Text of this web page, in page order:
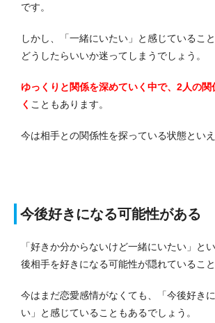
です。
しかし、「一緒にいたい」と感じているこ
どうしたらいいか迷ってしまうでしょう。
ゆっくりと関係を深めていく中で、2人の
く こともあります。
今は相手との関係性を探っている状態といえ
今後好きになる可能性がある
「好きか分からないけど一緒にいたい」と
後相手を好きになる可能性が隠れていること
今はまだ恋愛感情がなくても、「今後好き
い」と感じていることもあるでしょう。